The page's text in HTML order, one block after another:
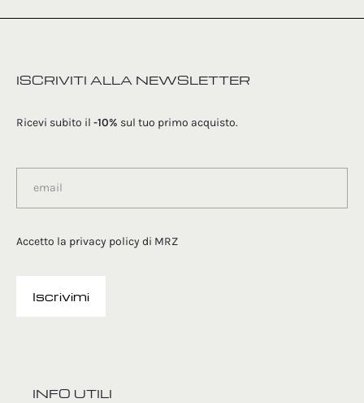
ISCRIVITI ALLA NEWSLETTER
Ricevi subito il -10% sul tuo primo acquisto.
Accetto la privacy policy di MRZ
INFO UTILI